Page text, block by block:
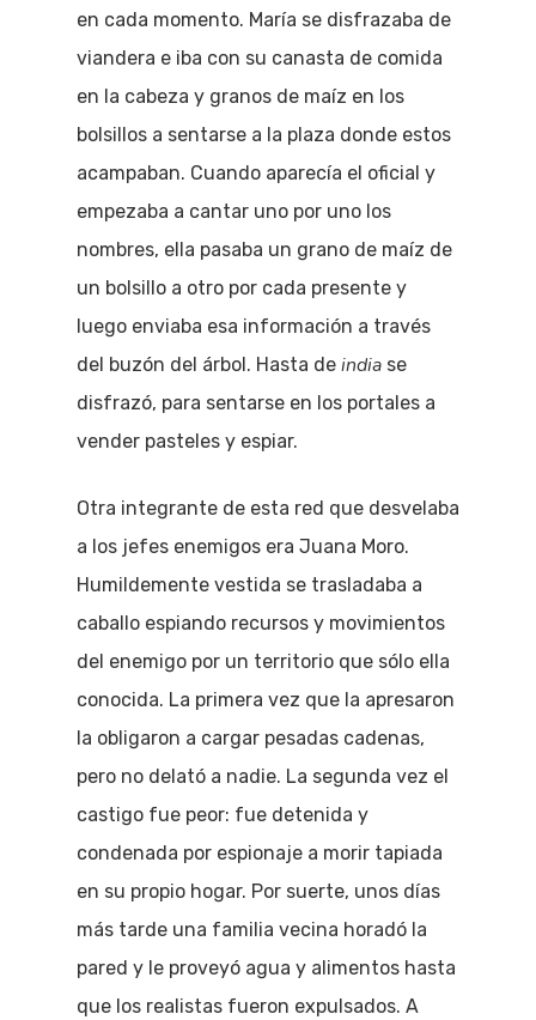
en cada momento. María se disfrazaba de
viandera e iba con su canasta de comida
en la cabeza y granos de maíz en los
bolsillos a sentarse a la plaza donde estos
acampaban. Cuando aparecía el oficial y
empezaba a cantar uno por uno los
nombres, ella pasaba un grano de maíz de
un bolsillo a otro por cada presente y
luego enviaba esa información a través
del buzón del árbol. Hasta de india se
disfrazó, para sentarse en los portales a
vender pasteles y espiar.
Otra integrante de esta red que desvelaba
a los jefes enemigos era Juana Moro.
Humildemente vestida se trasladaba a
caballo espiando recursos y movimientos
del enemigo por un territorio que sólo ella
conocida. La primera vez que la apresaron
la obligaron a cargar pesadas cadenas,
pero no delató a nadie. La segunda vez el
castigo fue peor: fue detenida y
condenada por espionaje a morir tapiada
en su propio hogar. Por suerte, unos días
más tarde una familia vecina horadó la
pared y le proveyó agua y alimentos hasta
que los realistas fueron expulsados. A